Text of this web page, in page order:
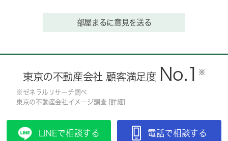
部屋まるに意見を送る
東京の不動産会社 顧客満足度 No.1 ※
※ゼネラルリサーチ調べ
東京の不動産会社イメージ調査 [ 詳細
LINEで相談する 電話で相談する